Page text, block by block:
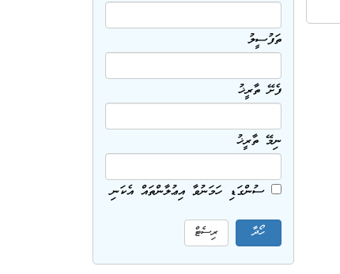
ތަފުސީލު
ފެށޭ ތާރީޚު
ނިމޭ ތާރީޚު
ސުންގަޑި ހަމަނުވާ އިޢުލާންތައް އެކަނި